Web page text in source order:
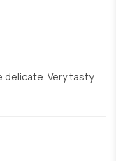
delicate. Very tasty.